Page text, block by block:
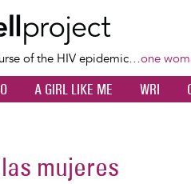
of the HIV epidemic…one
A GIRL LIKE ME WRI
mujeres